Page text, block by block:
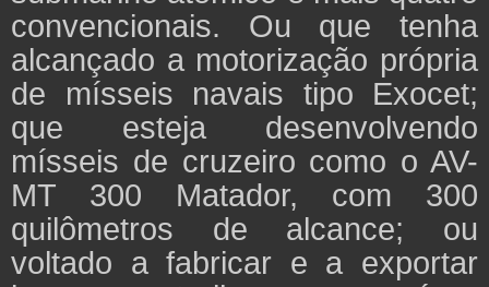
convencionais. Ou que tenha
alcançado a motorização própria
de mísseis navais tipo Exocet;
que esteja desenvolvendo
mísseis de cruzeiro como o AV-
MT 300 Matador, com 300
quilômetros de alcance; ou
voltado a fabricar e a exportar